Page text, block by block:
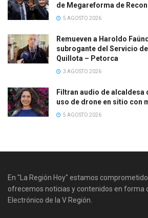
de Megareforma de
5 AGOSTO 2026
Remueven a Haroldo
subrogante del Servicio
Quillota – Petorca
3 AGOSTO 2026
Filtran audio de alcaldesa
uso de drone en sitio con
5 AGOSTO 2026
En "La Región Hoy" estamos
ofrecemos noticias y contenidos en forma
Electrónico de la V Región.